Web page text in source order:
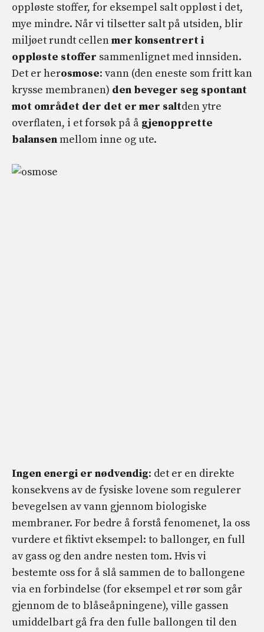
oppløste stoffer, for eksempel salt oppløst i det,
mye mindre. Når vi tilsetter salt på utsiden, blir
miljøet rundt cellenmer konsentrert i
oppløste stoffer sammenlignet med innsiden.
Det er herosmose: vann (den eneste som fritt kan
krysse membranen) den beveger seg spontant
mot området der det er mer saltden ytre
overflaten, i et forsøk på å gjenopprette
balansenmellom inne og ute.
Ingen energi er nødvendig: det er en direkte
konsekvens av de fysiske lovene som regulerer
bevegelsen av vann gjennom biologiske
membraner. For bedre å forstå fenomenet, la oss
vurdere et fiktivt eksempel: to ballonger, en full
av gass og den andre nesten tom. Hvis vi
bestemte oss for å slå sammen de to ballongene
via en forbindelse (for eksempel et rør som går
gjennom de to blåseåpningene), ville gassen
umiddelbart gå fra den fulle ballongen til den